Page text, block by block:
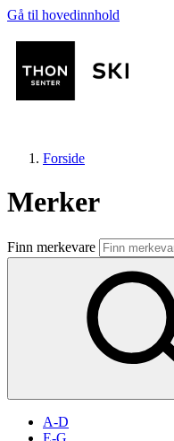
Gå til hovedinnhold
Butikker
Mat og drikke
Aktiviteter
Inspirasjon
Forside
Merker
Finn merkevare
A-D
E-G